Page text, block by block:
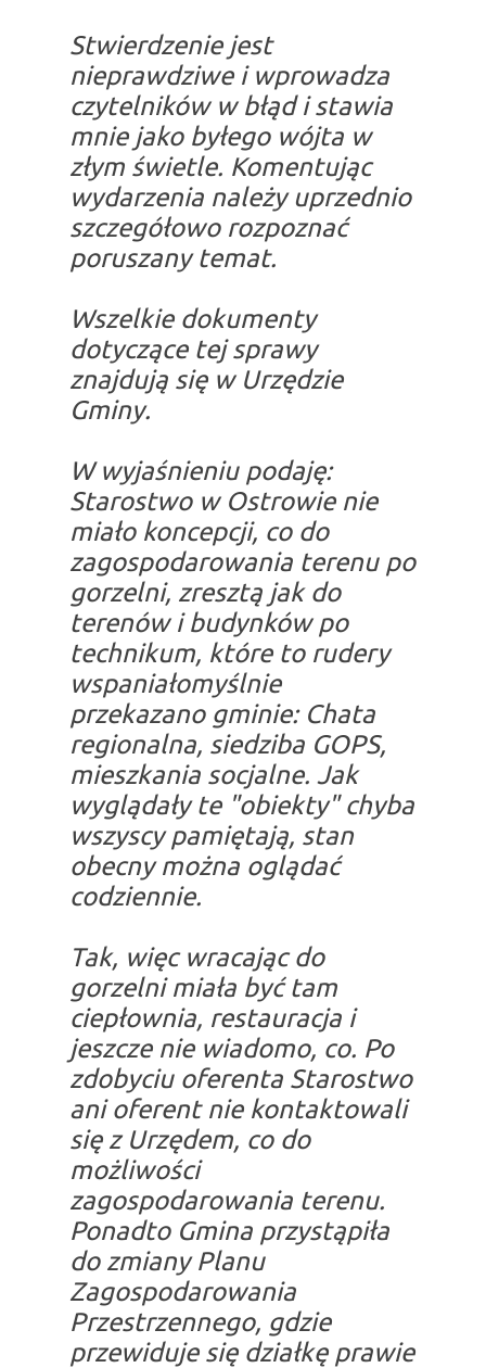
Stwierdzenie jest
nieprawdziwe i wprowadza
czytelników w błąd i stawia
mnie jako byłego wójta w
złym świetle. Komentując
wydarzenia należy uprzednio
szczegółowo rozpoznać
poruszany temat.
Wszelkie dokumenty
dotyczące tej sprawy
znajdują się w Urzędzie
Gminy.
W wyjaśnieniu podaję:
Starostwo w Ostrowie nie
miało koncepcji, co do
zagospodarowania terenu po
gorzelni, zresztą jak do
terenów i budynków po
technikum, które to rudery
wspaniałomyślnie
przekazano gminie: Chata
regionalna, siedziba GOPS,
mieszkania socjalne. Jak
wyglądały te "obiekty" chyba
wszyscy pamiętają, stan
obecny można oglądać
codziennie.
Tak, więc wracając do
gorzelni miała być tam
ciepłownia, restauracja i
jeszcze nie wiadomo, co. Po
zdobyciu oferenta Starostwo
ani oferent nie kontaktowali
się z Urzędem, co do
możliwości
zagospodarowania terenu.
Ponadto Gmina przystąpiła
do zmiany Planu
Zagospodarowania
Przestrzennego, gdzie
przewiduje się działkę prawie